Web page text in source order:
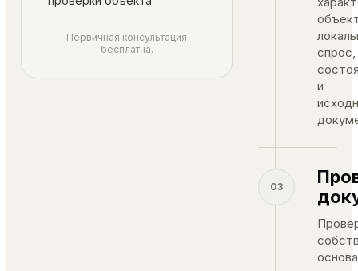
Первичная консультация
бесплатна.
спрос,
и
03